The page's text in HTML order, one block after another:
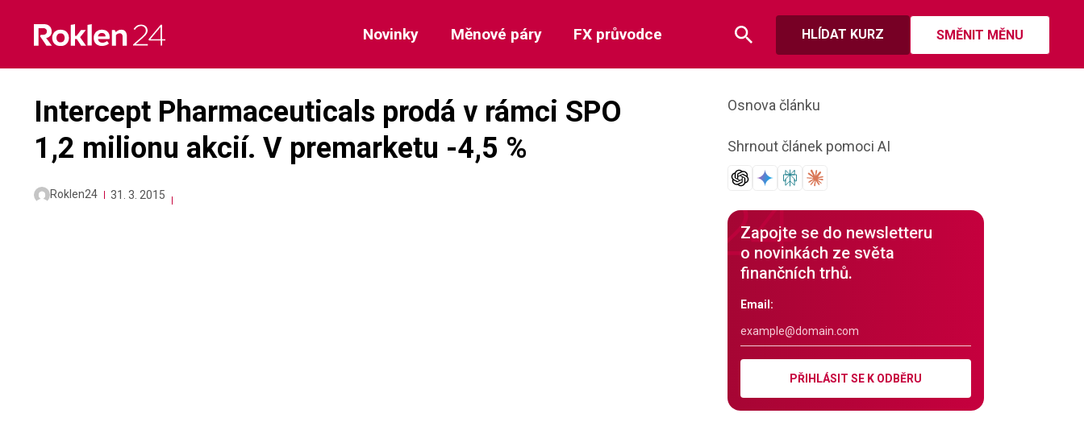
content
HLÍDAT KURZ SMĚNIT MĚNU
Novinky Měnové páry FX průvodce
Intercept Pharmaceuticals prodá v rámci SPO
1,2 milionu akcií. V premarketu -4,5 %
Roklen24 31. 3. 2015
Osnova článku
Shrnout článek pomoci AI
Zapojte se do newsletteru
o novinkách ze světa
finančních trhů.
Email:
PŘIHLÁSIT SE K ODBĚRU